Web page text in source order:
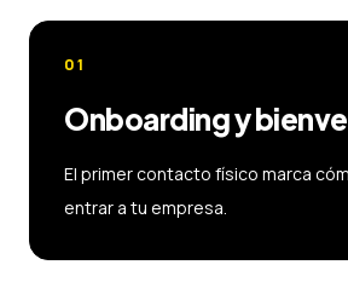
01
Onboarding y
El primer contacto físico marca
entrar a tu empresa.